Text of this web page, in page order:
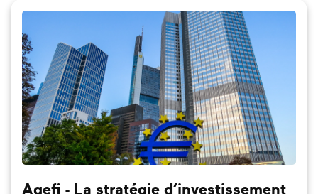
Agefi - La stratégie d’investissement